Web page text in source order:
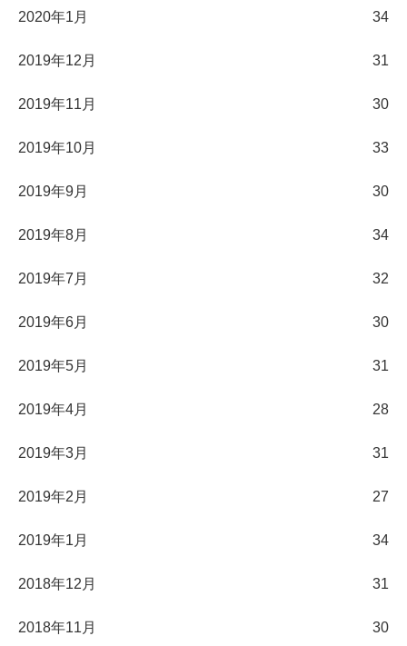
2020年1月 34
2019年12月 31
2019年11月 30
2019年10月 33
2019年9月 30
2019年8月 34
2019年7月 32
2019年6月 30
2019年5月 31
2019年4月 28
2019年3月 31
2019年2月 27
2019年1月 34
2018年12月 31
2018年11月 30